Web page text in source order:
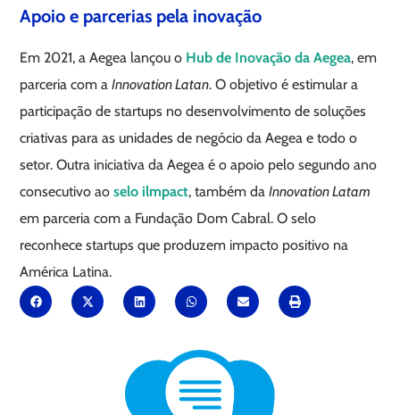
Apoio e parcerias pela inovação
Em 2021, a Aegea lançou o Hub de Inovação da Aegea, em
parceria com aInnovation Latan. O objetivo é estimular a
participação de startups no desenvolvimento de soluções
criativas para as unidades de negócio da Aegea e todo o
setor. Outra iniciativa da Aegea é o apoio pelo segundo ano
consecutivo aoselo ilmpact, também daInnovation Latam
em parceria com a Fundação Dom Cabral. O selo
reconhece startups que produzem impacto positivo na
América Latina.